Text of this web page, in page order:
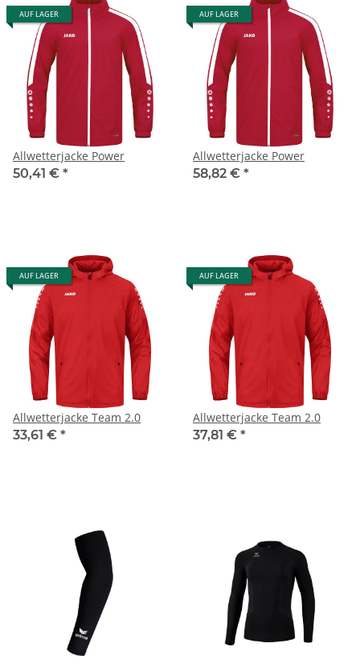
AUF LAGER
Allwetterjacke Power
50,41 € *
AUF LAGER
Allwetterjacke Power
58,82 € *
AUF LAGER
Allwetterjacke Team 2.0
33,61 € *
AUF LAGER
Allwetterjacke Team 2.0
37,81 € *